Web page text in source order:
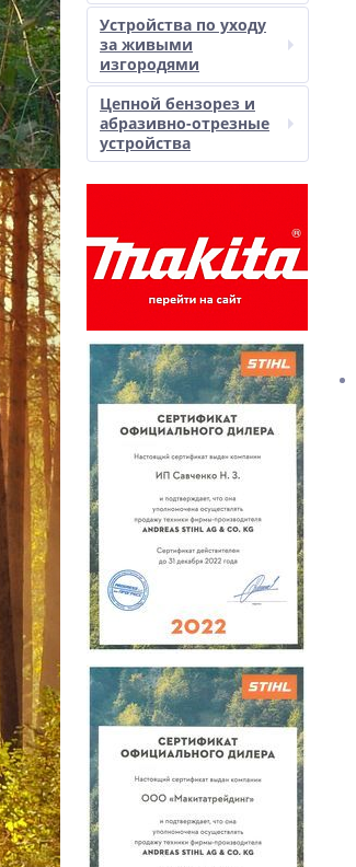
Устройства по уходу
за живыми
изгородями
Цепной бензорез и
абразивно-отрезные
устройства